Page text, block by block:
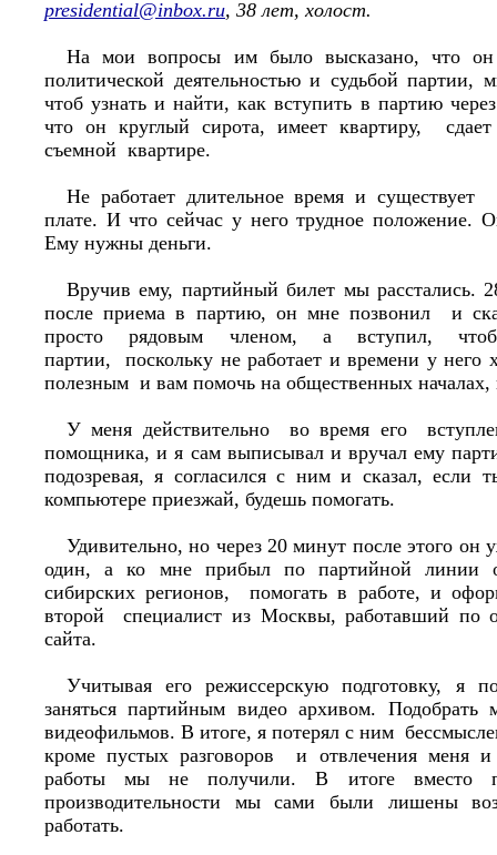
presidential@inbox.ru, 38 лет, холост.
На мои вопросы им было высказано, что он
политической деятельностью и судьбой партии,
чтоб узнать и найти, как вступить в партию
что он круглый сирота, имеет квартиру,
съемной квартире.
Не работает длительное время и
плате. И что сейчас у него трудное положение.
Ему нужны деньги.
Вручив ему, партийный билет мы расстались.
после приема в партию, он мне позвонил и
просто рядовым членом, а вступил,
партии, поскольку не работает и времени у него
полезным и вам помочь на общественных началах,
У меня действительно во время его
помощника, и я сам выписывал и вручал ему
подозревая, я согласился с ним и сказал, если
компьютере приезжай, будешь помогать.
Удивительно, но через 20 минут после этого
один, а ко мне прибыл по партийной линии
сибирских регионов, помогать в работе, и
второй специалист из Москвы, работавший по
сайта.
Учитывая его режиссерскую подготовку, я
заняться партийным видео архивом. Подобрать
видеофильмов. В итоге, я потерял с ним
кроме пустых разговоров и отвлечения меня и
работы мы не получили. В итоге вместо
производительности мы сами были лишены
работать.